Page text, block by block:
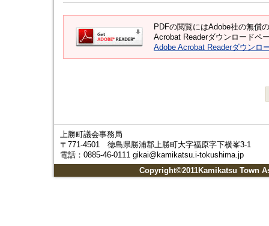
PDFの閲覧にはAdobe社の無償
Acrobat Readerダウンロードペ
Adobe Acrobat Readerダウンロ
上勝町議会事務局
〒771-4501 徳島県勝浦郡上勝町大字福原字下横峯3-1
電話：0885-46-0111 gikai@kamikatsu.i-tokushima.jp
Copyright©2011Kamikatsu Town